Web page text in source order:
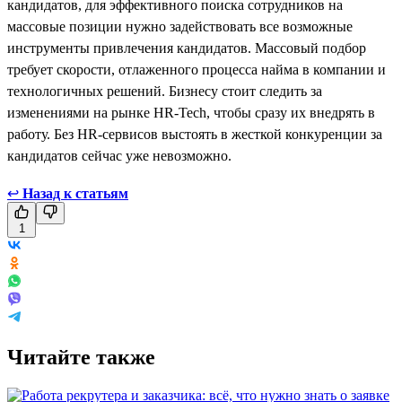
кандидатов, для эффективного поиска сотрудников на
массовые позиции нужно задействовать все возможные
инструменты привлечения кандидатов. Массовый подбор
требует скорости, отлаженного процесса найма в компании и
технологичных решений. Бизнесу стоит следить за
изменениями на рынке HR-Tech, чтобы сразу их внедрять в
работу. Без HR-сервисов выстоять в жесткой конкуренции за
кандидатов сейчас уже невозможно.
↩ Назад к статьям
1
Читайте также